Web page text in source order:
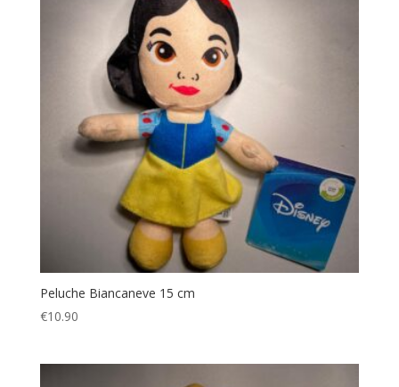
Peluche Biancaneve 15 cm
€10.90